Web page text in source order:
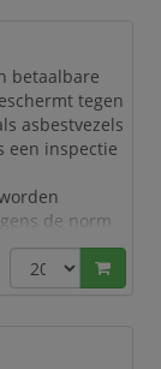
hele dag
tegen droge
chemische
5/6)
betaalbare
tegen
asbestvezels
een inspectie
de norm
type 5/6
hele dag